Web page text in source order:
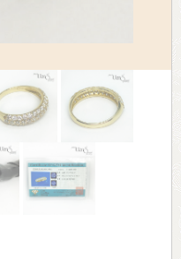
バシーポリシー
い合わせ